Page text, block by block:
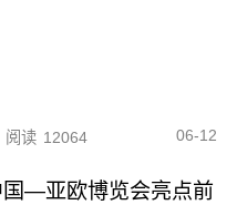
阅读 12064 06-12
国—亚欧博览会亮点前